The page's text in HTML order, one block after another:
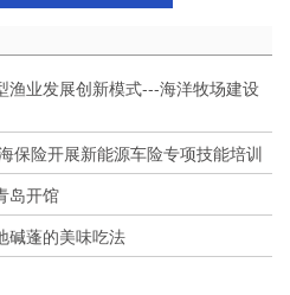
渔业发展创新模式---海洋牧场建设
险开展新能源车险专项技能培训
岛开馆
碱蓬的美味吃法